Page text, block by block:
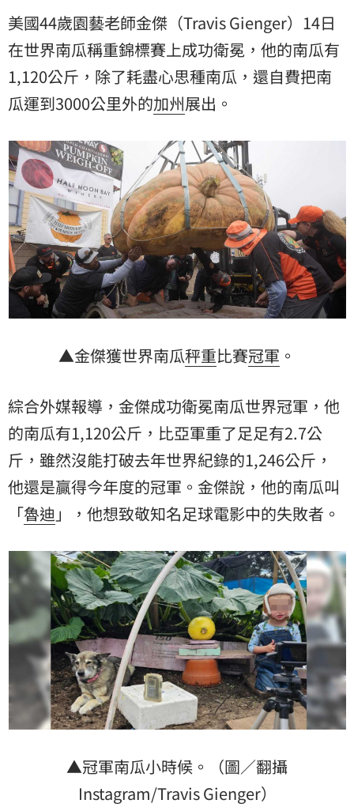
美國44歲園藝老師金傑（Travis Gienger）14日
在世界南瓜稱重錦標賽上成功衛冕，他的南瓜有
1,120公斤，除了耗盡心思種南瓜，還自費把南
瓜運到3000公里外的加州展出。
▲金傑獲世界南瓜秤重比賽冠軍 。
綜合外媒報導，金傑成功衛冕南瓜世界冠軍，他
的南瓜有1,120公斤，比亞軍重了足足有2.7公
斤，雖然沒能打破去年世界紀錄的1,246公斤，
他還是贏得今年度的冠軍。金傑說，他的南瓜叫
「魯迪 」，他想致敬知名足球電影中的失敗者。
▲冠軍南瓜小時候。（圖／翻攝
Instagram/Travis Gienger）